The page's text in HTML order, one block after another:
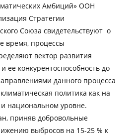
Амбиций» ООН
Стратегии
Союза свидетельствуют о
время, процессы
вектор развития
ее конкурентоспособность до
данного процесса
политика как на
национальном уровне.
приняв добровольные
выбросов на 15-25 % к